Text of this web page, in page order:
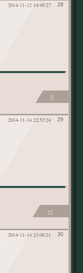
28
2014-11-12 14:49:27
0
29
2014-11-14 22:57:24
+1
30
2014-11-14 23:00:21